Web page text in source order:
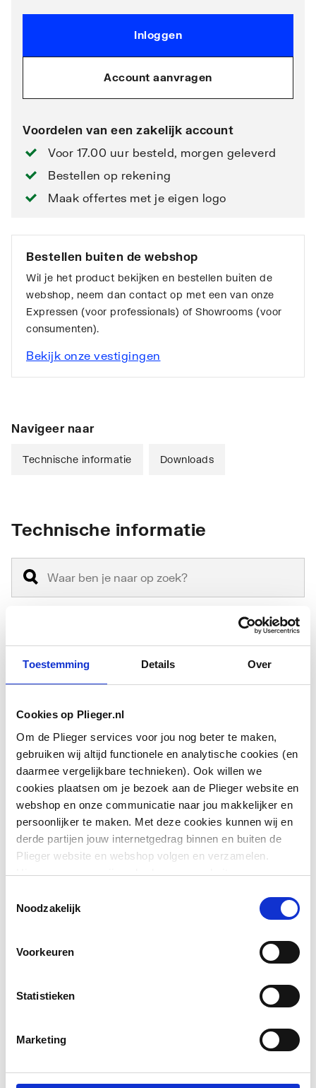
Toestemming Details Over
Cookies op Plieger.nl
Om de Plieger services voor jou nog beter te maken,
gebruiken wij altijd functionele en analytische cookies (en
daarmee vergelijkbare technieken). Ook willen we
cookies plaatsen om je bezoek aan de Plieger website en
webshop en onze communicatie naar jou makkelijker en
persoonlijker te maken. Met deze cookies kunnen wij en
derde partijen jouw internetgedrag binnen en buiten de
Plieger website en webshop volgen en verzamelen.
Hiermee passen wij en derden onze website, app,
We slaan je cookievoorkeur op in je browser.
Noodzakelijk
Voorkeuren
Statistieken
Marketing
Inloggen
Account aanvragen
Voordelen van een zakelijk account
Voor 17.00 uur besteld, morgen geleverd
Bestellen op rekening
Maak offertes met je eigen logo
Bestellen buiten de webshop
Wil je het product bekijken en bestellen buiten de
webshop, neem dan contact op met een van onze
Expressen (voor professionals) of Showrooms (voor
consumenten).
Bekijk onze vestigingen
Navigeer naar
Technische informatie Downloads
Technische informatie
Materiaal buitenbuis Overig
Nom. kanaaldiameter
Inwendige diameter 102
Flexibel Ja
Aansluiting 1 Steekeind
Aansluiting 2 Steekeind
afdichting
afschermdoek
Toon meer
Downloads
Verkoopbrochureapplication/pdf,55 KB
Pictogram